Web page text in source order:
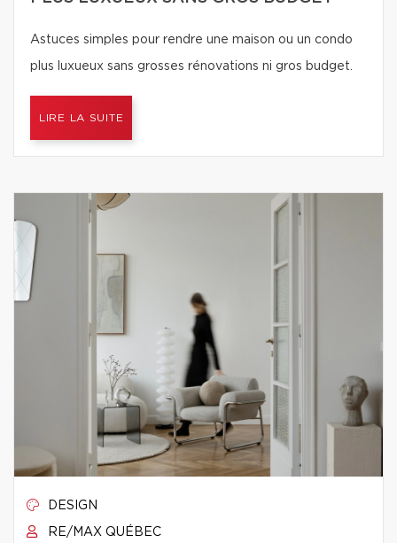
Astuces simples pour rendre une maison ou un condo
plus luxueux sans grosses rénovations ni gros budget.
LIRE LA SUITE
DESIGN
RE/MAX QUÉBEC